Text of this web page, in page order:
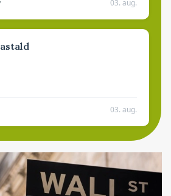
03. aug.
03. aug.